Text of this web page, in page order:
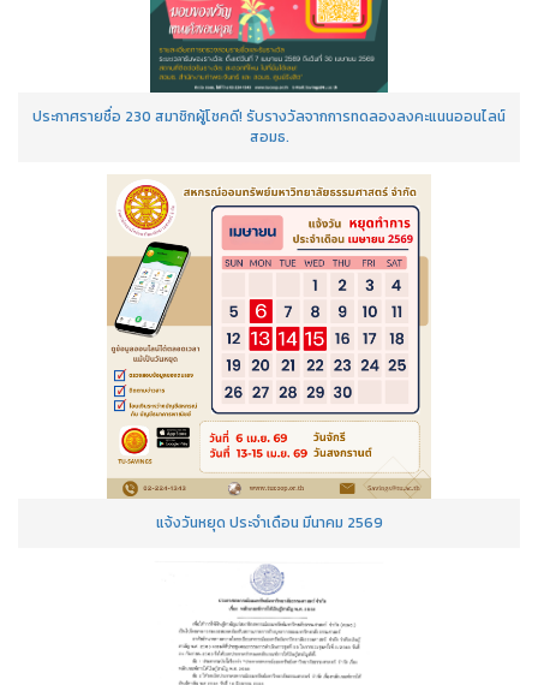
ประกาศรายชื่อ 230 สมาชิกผู้โชคดี! รับรางวัลจากการทดลองลงคะแนนออนไลน์
สอมธ.
แจ้งวันหยุด ประจำเดือน มีนาคม 2569